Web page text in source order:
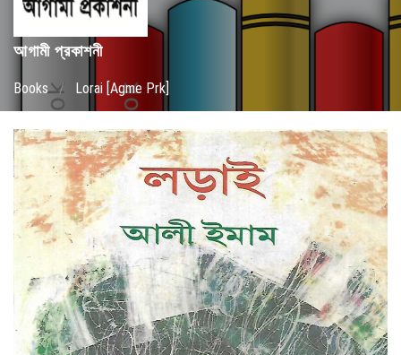
আগামী প্রকাশনী
Books / Lorai [Agme Prk]